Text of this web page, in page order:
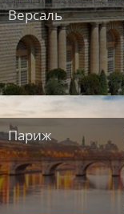
Версаль
Париж